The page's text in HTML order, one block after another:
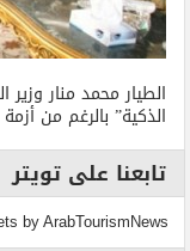
الطيار محمد منار
الذكية” بالرغم من
تابعنا على تويتر
by ArabTourismNews